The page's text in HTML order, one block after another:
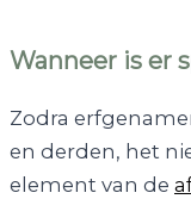
Wanneer is er
Zodra
en derden, het
element van de